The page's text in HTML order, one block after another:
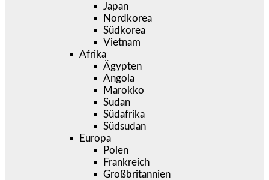
Japan
Nordkorea
Südkorea
Vietnam
Afrika
Ägypten
Angola
Marokko
Sudan
Südafrika
Südsudan
Europa
Polen
Frankreich
Großbritannien